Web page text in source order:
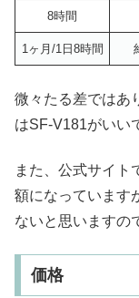
8時間
1ヶ月/1日8時間
微々たる差ではあ
はSF-V181がいい
また、公式サイト
額になっています
ないと思いますの
価格